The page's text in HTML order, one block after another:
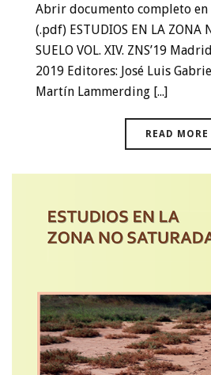
Abrir documento completo en
(.pdf) ESTUDIOS EN LA ZONA
SUELO VOL. XIV. ZNS’19
2019 Editores: José Luis
Martín Lammerding [...]
READ MORE